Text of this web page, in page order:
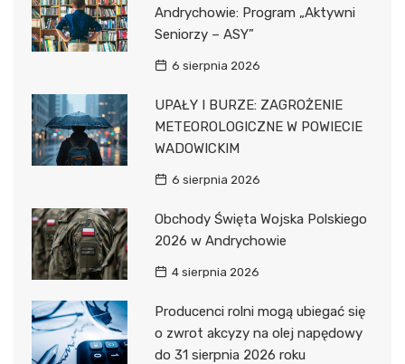
Andrychowie: Program „Aktywni
Seniorzy – ASY”
6 sierpnia 2026
UPAŁY I BURZE: ZAGROŻENIE
METEOROLOGICZNE W POWIECIE
WADOWICKIM
6 sierpnia 2026
Obchody Święta Wojska Polskiego
2026 w Andrychowie
4 sierpnia 2026
Producenci rolni mogą ubiegać się
o zwrot akcyzy na olej napędowy
do 31 sierpnia 2026 roku